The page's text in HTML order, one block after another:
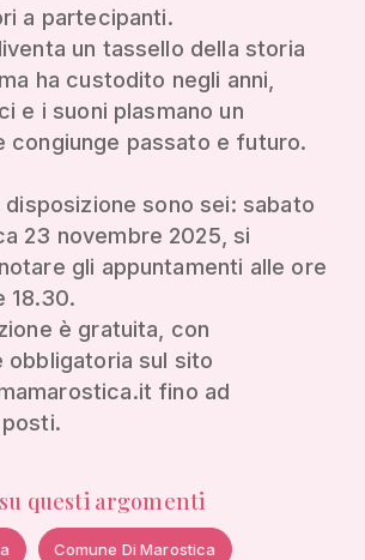
a partecipanti.
un tassello della storia
ha custodito negli anni,
e i suoni plasmano un
congiunge passato e futuro.
disposizione sono sei: sabato
23 novembre 2025, si
gli appuntamenti alle ore
18.30.
è gratuita, con
obbligatoria sul sito
fino ad
questi argomenti
Comune Di Marostica